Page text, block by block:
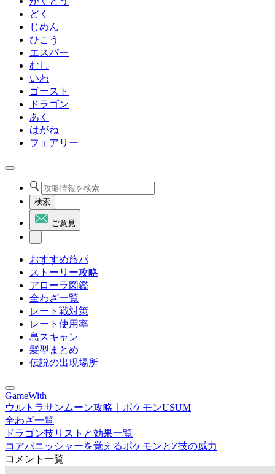
どく
じめん
ひこう
エスパー
むし
いわ
ゴースト
ドラゴン
あく
はがね
フェアリー
検索
ご意見
おすすめ旅パ
ストーリー攻略
アローラ図鑑
全わざ一覧
レート戦対策
レート使用率
島スキャン
髪型まとめ
伝説の出現場所
GameWith
ウルトラサンムーン攻略｜ポケモンUSUM
全わざ一覧
ドラゴン技リストと効果一覧
コアパニッシャーを覚えるポケモンとZ技の威力
コメント一覧